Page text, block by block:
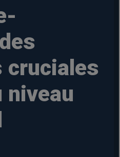
cruciales
niveau